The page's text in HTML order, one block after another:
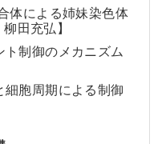
体による姉妹染色体
田充弘】
制御のメカニズム
胞周期による制御